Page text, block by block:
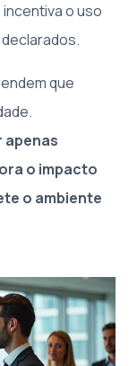
o uso
que
apenas
o impacto
o ambiente